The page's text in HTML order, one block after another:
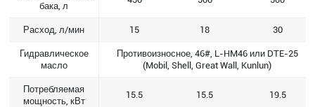
бака, л
Расход, л/мин 15 18 30
Гидравлическое
масло
Противоизносное, 46#, L-HM46 или DTE-25
(Mobil, Shell, Great Wall, Kunlun)
Потребляемая
мощность, кВт
15.5 15.5 19.5